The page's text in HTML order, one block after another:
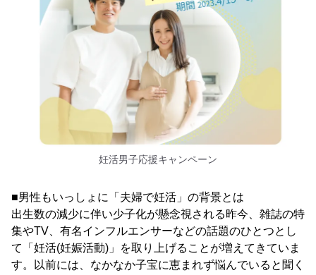
妊活男子応援キャンペーン
■男性もいっしょに「夫婦で妊活」の背景とは
出生数の減少に伴い少子化が懸念視される昨今、雑誌の特
集やTV、有名インフルエンサーなどの話題のひとつとし
て「妊活(妊娠活動)」を取り上げることが増えてきていま
す。以前には、なかなか子宝に恵まれず悩んでいると聞く